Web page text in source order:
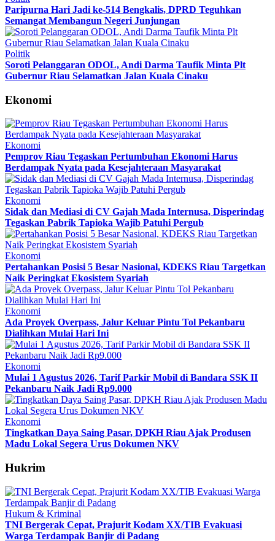
Paripurna Hari Jadi ke-514 Bengkalis, DPRD Teguhkan
Semangat Membangun Negeri Junjungan
Politik
Soroti Pelanggaran ODOL, Andi Darma Taufik Minta Plt
Gubernur Riau Selamatkan Jalan Kuala Cinaku
Ekonomi
Ekonomi
Pemprov Riau Tegaskan Pertumbuhan Ekonomi Harus
Berdampak Nyata pada Kesejahteraan Masyarakat
Ekonomi
Sidak dan Mediasi di CV Gajah Mada Internusa, Disperindag
Tegaskan Pabrik Tapioka Wajib Patuhi Pergub
Ekonomi
Pertahankan Posisi 5 Besar Nasional, KDEKS Riau Targetkan
Naik Peringkat Ekosistem Syariah
Ekonomi
Ada Proyek Overpass, Jalur Keluar Pintu Tol Pekanbaru
Dialihkan Mulai Hari Ini
Ekonomi
Mulai 1 Agustus 2026, Tarif Parkir Mobil di Bandara SSK II
Pekanbaru Naik Jadi Rp9.000
Ekonomi
Tingkatkan Daya Saing Pasar, DPKH Riau Ajak Produsen
Madu Lokal Segera Urus Dokumen NKV
Hukrim
Hukum & Kriminal
TNI Bergerak Cepat, Prajurit Kodam XX/TIB Evakuasi
Warga Terdampak Banjir di Padang